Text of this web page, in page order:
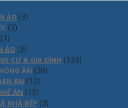
ÁO (3)
(3)
(1)
ÁO (3)
CƯ & GIA ĐÌNH (133)
ĂN (30)
ĂN (12)
ĂN (15)
NHÀ BẾP (3)